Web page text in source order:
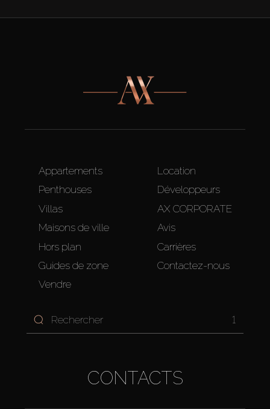
Appartements
Penthouses
Villas
Maisons de ville
Hors plan
Guides de zone
Vendre
Location
Développeurs
AX CORPORATE
Avis
Carrières
Contactez-nous
1
CONTACTS